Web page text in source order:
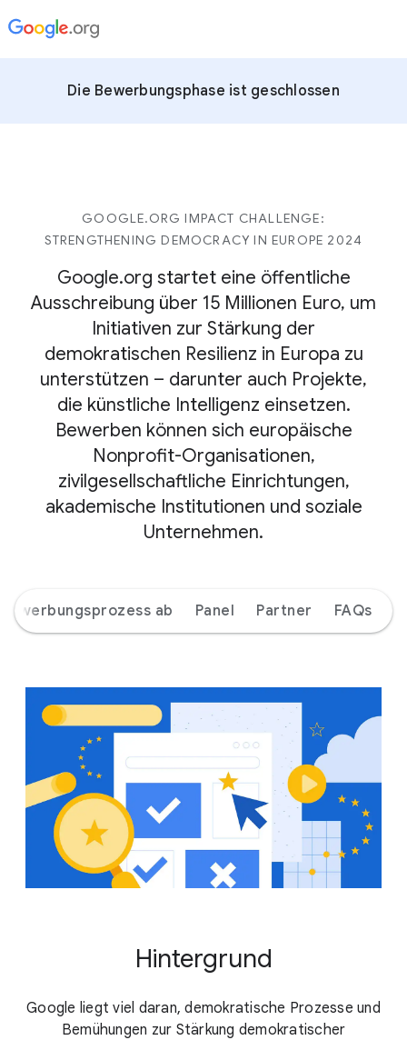
Die Bewerbungsphase ist geschlossen
GOOGLE.ORG IMPACT CHALLENGE:
STRENGTHENING DEMOCRACY IN EUROPE 2024
Google.org startet eine öffentliche
Ausschreibung über 15 Millionen Euro, um
Initiativen zur Stärkung der
demokratischen Resilienz in Europa zu
unterstützen – darunter auch Projekte,
die künstliche Intelligenz einsetzen.
Bewerben können sich europäische
Nonprofit-Organisationen,
zivilgesellschaftliche Einrichtungen,
akademische Institutionen und soziale
Unternehmen.
ab Panel Partner FAQs
Hintergrund
Google liegt viel daran, demokratische Prozesse und
Bemühungen zur Stärkung demokratischer